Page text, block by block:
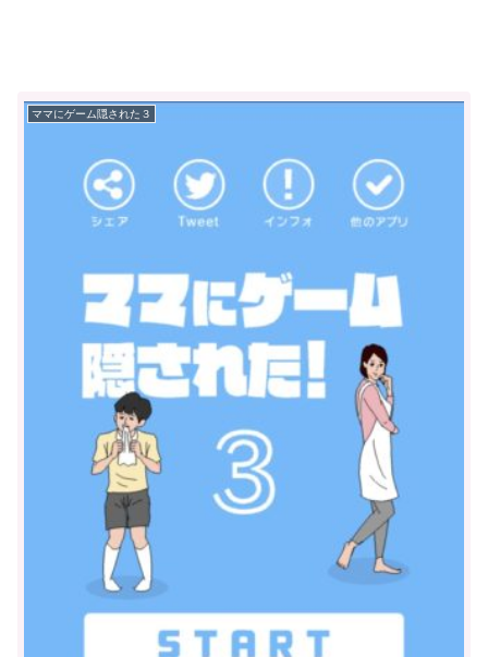
ママにゲーム隠された３